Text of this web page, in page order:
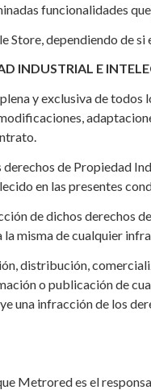
funcionalidades
Store, dependiendo de
INDUSTRIAL E
y exclusiva de
de Propiedad
en las presentes
de dichos derechos
misma de cualquier
distribución,
o publicación de
una infracción de los
Metrored es el